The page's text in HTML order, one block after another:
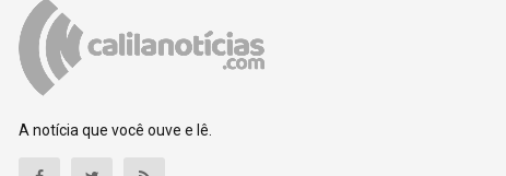
A notícia que você ouve e lê.